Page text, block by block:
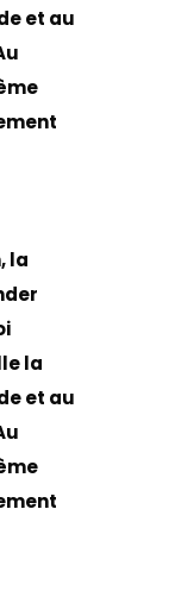
et au
la
la
et au